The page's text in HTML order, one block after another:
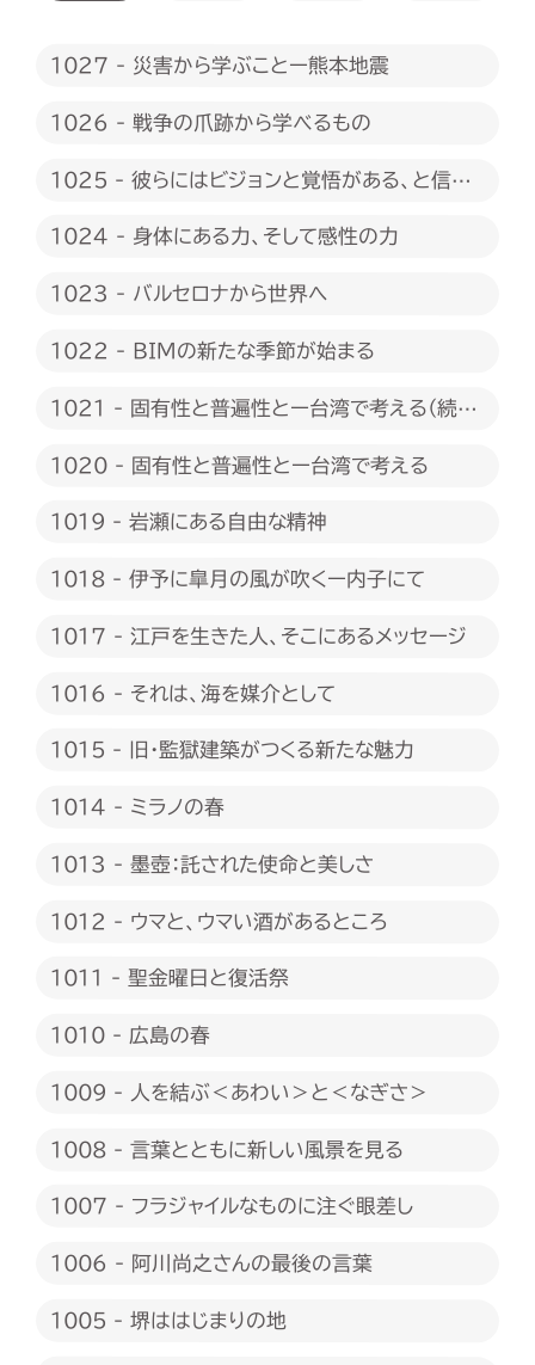
1027 - 災害から学ぶことー熊本地震
1026 - 戦争の爪跡から学べるもの
1025 - 彼らにはビジョンと覚悟がある、と信じ
1024 - 身体にある力、そして感性の力
1023 - バルセロナから世界へ
1022 - BIMの新たな季節が始まる
1021 - 固有性と普遍性とー台湾で考える（続
1020 - 固有性と普遍性とー台湾で考える
1019 - 岩瀬にある自由な精神
1018 - 伊予に皐月の風が吹くー内子にて
1017 - 江戸を生きた人、そこにあるメッセージ
1016 - それは、海を媒介として
1015 - 旧・監獄建築がつくる新たな魅力
1014 - ミラノの春
1013 - 墨壺：託された使命と美しさ
1012 - ウマと、ウマい酒があるところ
1011 - 聖金曜日と復活祭
1010 - 広島の春
1009 - 人を結ぶ＜あわい＞と＜なぎさ＞
1008 - 言葉とともに新しい風景を見る
1007 - フラジャイルなものに注ぐ眼差し
1006 - 阿川尚之さんの最後の言葉
1005 - 堺ははじまりの地